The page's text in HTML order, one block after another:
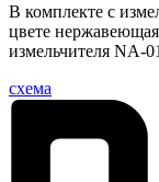
В комплекте с
цвете
измельчителя NA-
схема